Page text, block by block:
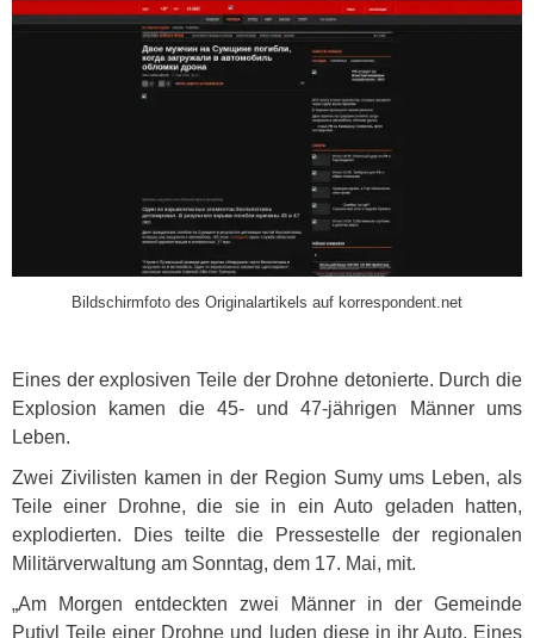
Bildschirmfoto des Originalartikels auf korrespondent.net
Eines der explosiven Teile der Drohne detonierte. Durch die
Explosion kamen die 45- und 47-jährigen Männer ums
Leben.
Zwei Zivilisten kamen in der Region Sumy ums Leben, als
Teile einer Drohne, die sie in ein Auto geladen hatten,
explodierten. Dies teilte die Pressestelle der regionalen
Militärverwaltung am Sonntag, dem 17. Mai, mit.
„Am Morgen entdeckten zwei Männer in der Gemeinde
Putivl Teile einer Drohne und luden diese in ihr Auto. Eines